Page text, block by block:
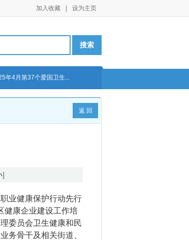
加入收藏 设为主页
年4月第37个爱国卫生...
返 回
]
业健康保护行动先行
健康企业建设工作培
委员会卫生健康和民
务骨干及相关街道、